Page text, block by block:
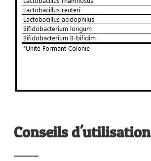
Conseils d'utilisation